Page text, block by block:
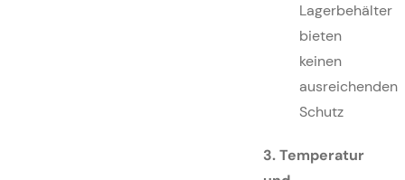
Lagerbehälter
bieten
keinen
ausreichenden
Schutz
3. Temperatur